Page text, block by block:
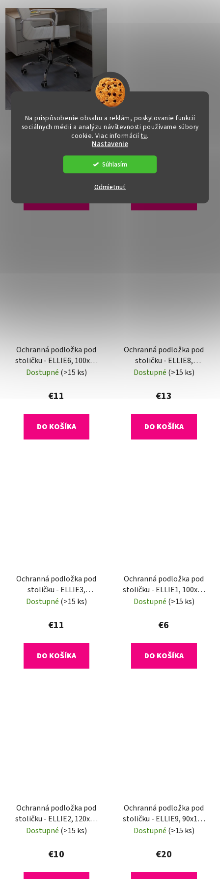
Na prispôsobenie obsahu a reklám, poskytovanie funkcií
sociálnych médií a analýzu návštevnosti používame súbory
cookie. Viac informáciítu.
Nastavenie
Odmietnuť
Súhlasím
Ochranná podložka pod
stoličku - ELLIE5, 100x50
Ochranná podložka pod
stoličku - ELLIE10,
120x90 cm, 1,8 mm
Ochranná podložka pod
stoličku - ELLIE6, 100x70
cm, 0,8 mm
Dostupné (>15 ks)
€11
DO KOŠÍKA
Ochranná podložka pod
stoličku - ELLIE8,
120x120 cm, 0,8 mm
Dostupné (>15 ks)
€13
DO KOŠÍKA
Ochranná podložka pod
stoličku - ELLIE3,
140x100 cm, 0,5 mm
Dostupné (>15 ks)
€11
DO KOŠÍKA
Ochranná podložka pod
stoličku - ELLIE1, 100x70
cm, 0,5 mm
Dostupné (>15 ks)
€6
DO KOŠÍKA
Ochranná podložka pod
stoličku - ELLIE2, 120x90
cm, 0,5 mm
Dostupné (>15 ks)
€10
Ochranná podložka pod
stoličku - ELLIE9, 90x120
cm, 1,8 mm
Dostupné (>15 ks)
€20